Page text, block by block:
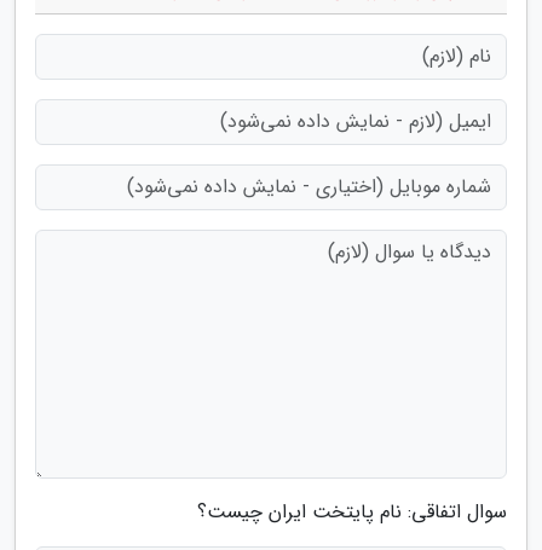
سوال اتفاقی: نام پایتخت ایران چیست؟